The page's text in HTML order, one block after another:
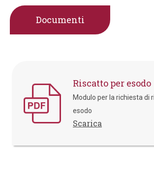
Documenti
Riscatto per esodo
Modulo per la richiesta di
esodo
Scarica